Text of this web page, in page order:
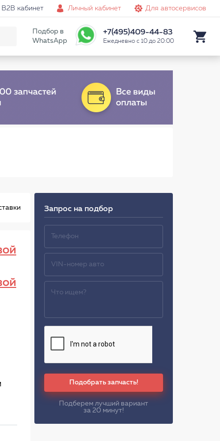
B2B кабинет Личный кабинет Для автосервисов
Подбор в
WhatsApp
+7(495)409-44-83
Ежедневно с 10 до 20:00
Запрос на подбор
Подобрать запчасть!
Подберем лучший вариант
за 20 минут!